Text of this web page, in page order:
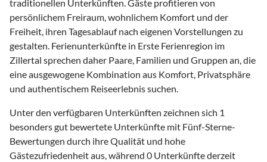
traditionellen Unterkünften. Gäste profitieren von
persönlichem Freiraum, wohnlichem Komfort und der
Freiheit, ihren Tagesablauf nach eigenen Vorstellungen zu
gestalten. Ferienunterkünfte in Erste Ferienregion im
Zillertal sprechen daher Paare, Familien und Gruppen an, die
eine ausgewogene Kombination aus Komfort, Privatsphäre
und authentischem Reiseerlebnis suchen.
Unter den verfügbaren Unterkünften zeichnen sich 1
besonders gut bewertete Unterkünfte mit Fünf-Sterne-
Bewertungen durch ihre Qualität und hohe
Gästezufriedenheit aus, während 0 Unterkünfte derzeit